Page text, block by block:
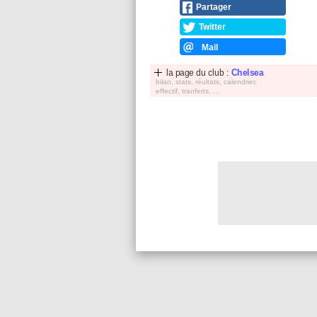
Partager
Twitter
Mail
la page du club : Chelsea
bilan, stats, réultats, calendrier,
effectif, tranferts, ...